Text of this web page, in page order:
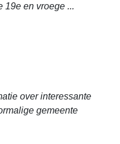
19e en vroege ...
over interessante
gemeente